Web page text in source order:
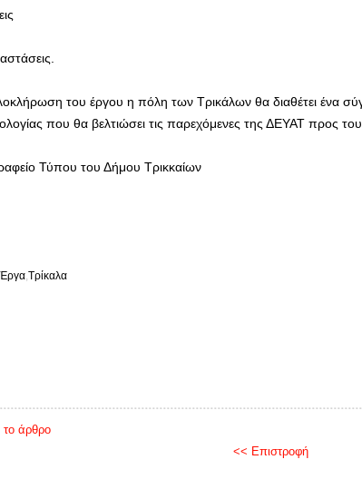
του έργου η πόλη των Τρικάλων θα διαθέτει ένα
που θα βελτιώσει τις παρεχόμενες της ΔΕΥΑΤ προς
Τύπου του Δήμου Τρικκαίων
Έργα Τρίκαλα
το άρθρο
<< Επιστροφή